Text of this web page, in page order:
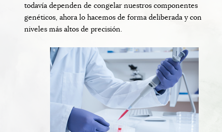
todavía dependen de congelar nuestros componentes
genéticos, ahora lo hacemos de forma deliberada y con
niveles más altos de precisión.